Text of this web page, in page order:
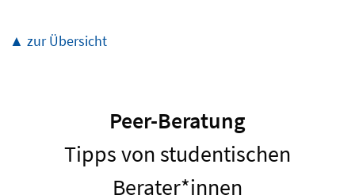
▲ zur Übersicht
Peer-Beratung
Tipps von studentischen
Berater*innen